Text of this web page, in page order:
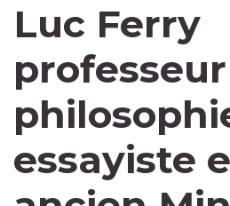
Luc Ferry
essayiste